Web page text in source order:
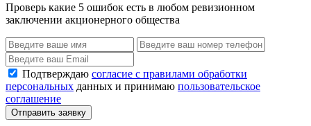
Проверь какие 5 ошибок есть в любом ревизионном
заключении акционерного общества
Подтверждаю согласие с правилами обработки
персональных данных и принимаю пользовательское
соглашение
Отправить заявку